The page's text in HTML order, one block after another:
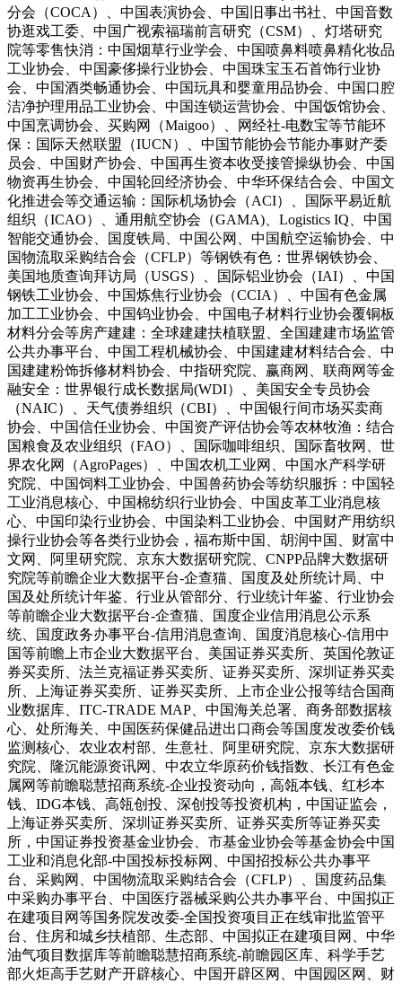
分会（COCA）、中国表演协会、中国旧事出书社、中国音数
协逛戏工委、中国广视索福瑞前言研究（CSM）、灯塔研究
院等零售快消：中国烟草行业学会、中国喷鼻料喷鼻精化妆品
工业协会、中国豪侈操行业协会、中国珠宝玉石首饰行业协
会、中国酒类畅通协会、中国玩具和婴童用品协会、中国口腔
洁净护理用品工业协会、中国连锁运营协会、中国饭馆协会、
中国烹调协会、买购网（Maigoo）、网经社-电数宝等节能环
保：国际天然联盟（IUCN）、中国节能协会节能办事财产委
员会、中国财产协会、中国再生资本收受接管操纵协会、中国
物资再生协会、中国轮回经济协会、中华环保结合会、中国文
化推进会等交通运输：国际机场协会（ACI）、国际平易近航
组织（ICAO）、通用航空协会（GAMA)、Logistics IQ、中国
智能交通协会、国度铁局、中国公网、中国航空运输协会、中
国物流取采购结合会（CFLP）等钢铁有色：世界钢铁协会、
美国地质查询拜访局（USGS）、国际铝业协会（IAI）、中国
钢铁工业协会、中国炼焦行业协会（CCIA）、中国有色金属
加工工业协会、中国钨业协会、中国电子材料行业协会覆铜板
材料分会等房产建建：全球建建扶植联盟、全国建建市场监管
公共办事平台、中国工程机械协会、中国建建材料结合会、中
国建建粉饰拆修材料协会、中指研究院、赢商网、联商网等金
融安全：世界银行成长数据局(WDI）、美国安全专员协会
（NAIC）、天气债券组织（CBI）、中国银行间市场买卖商
协会、中国信任业协会、中国资产评估协会等农林牧渔：结合
国粮食及农业组织（FAO）、国际咖啡组织、国际畜牧网、世
界农化网（AgroPages）、中国农机工业网、中国水产科学研
究院、中国饲料工业协会、中国兽药协会等纺织服拆：中国轻
工业消息核心、中国棉纺织行业协会、中国皮革工业消息核
心、中国印染行业协会、中国染料工业协会、中国财产用纺织
操行业协会等各类行业协会，福布斯中国、胡润中国、财富中
文网、阿里研究院、京东大数据研究院、CNPP品牌大数据研
究院等前瞻企业大数据平台-企查猫、国度及处所统计局、中
国及处所统计年鉴、行业从管部分、行业统计年鉴、行业协会
等前瞻企业大数据平台-企查猫、国度企业信用消息公示系
统、国度政务办事平台-信用消息查询、国度消息核心-信用中
国等前瞻上市企业大数据平台、美国证券买卖所、英国伦敦证
券买卖所、法兰克福证券买卖所、证券买卖所、深圳证券买卖
所、上海证券买卖所、证券买卖所、上市企业公报等结合国商
业数据库、ITC-TRADE MAP、中国海关总署、商务部数据核
心、处所海关、中国医药保健品进出口商会等国度发改委价钱
监测核心、农业农村部、生意社、阿里研究院、京东大数据研
究院、隆沉能源资讯网、中农立华原药价钱指数、长江有色金
属网等前瞻聪慧招商系统-企业投资动向，高瓴本钱、红杉本
钱、IDG本钱、高瓴创投、深创投等投资机构，中国证监会，
上海证券买卖所、深圳证券买卖所、证券买卖所等证券买卖
所，中国证券投资基金业协会、市基金业协会等基金协会中国
工业和消息化部-中国投标投标网、中国招投标公共办事平
台、采购网、中国物流取采购结合会（CFLP）、国度药品集
中采购办事平台、中国医疗器械采购公共办事平台、中国拟正
在建项目网等国务院发改委-全国投资项目正在线审批监管平
台、住房和城乡扶植部、生态部、中国拟正在建项目网、中华
油气项目数据库等前瞻聪慧招商系统-前瞻园区库、科学手艺
部火炬高手艺财产开辟核心、中国开辟区网、中国园区网、财